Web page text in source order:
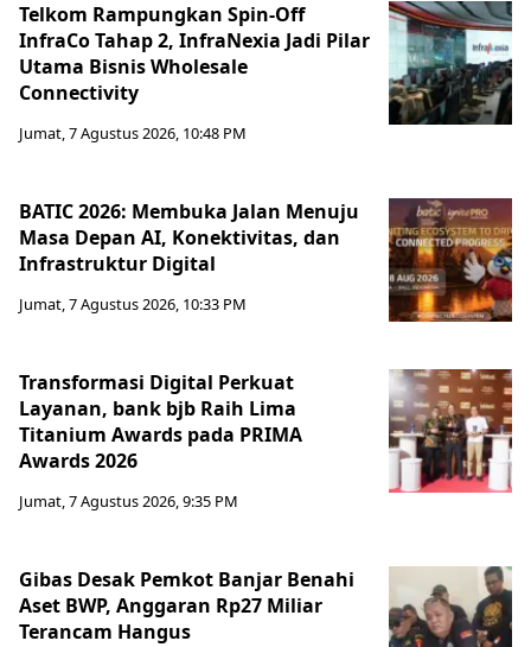
Telkom Rampungkan Spin-Off
InfraCo Tahap 2, InfraNexia Jadi Pilar
Utama Bisnis Wholesale
Connectivity
Jumat, 7 Agustus 2026, 10:48 PM
BATIC 2026: Membuka Jalan Menuju
Masa Depan AI, Konektivitas, dan
Infrastruktur Digital
Jumat, 7 Agustus 2026, 10:33 PM
Transformasi Digital Perkuat
Layanan, bank bjb Raih Lima
Titanium Awards pada PRIMA
Awards 2026
Jumat, 7 Agustus 2026, 9:35 PM
Gibas Desak Pemkot Banjar Benahi
Aset BWP, Anggaran Rp27 Miliar
Terancam Hangus